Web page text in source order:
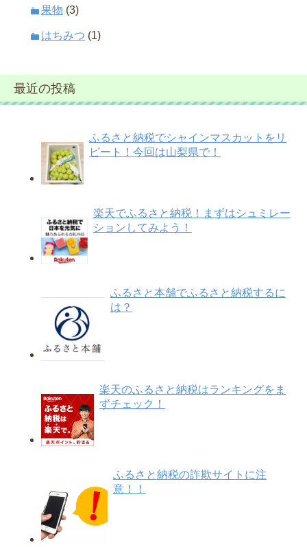
果物 (3)
はちみつ (1)
最近の投稿
ふるさと納税でシャインマスカットをリ
ピート！今回は山梨県で！
楽天でふるさと納税！まずはシュミレー
ションしてみよう！
ふるさと本舗でふるさと納税するに
は？
楽天のふるさと納税はランキングをま
ずチェック！
ふるさと納税の詐欺サイトに注
意！！